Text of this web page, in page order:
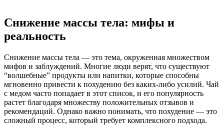
Снижение массы тела: мифы и
реальность
Снижение массы тела — это тема, окруженная множеством
мифов и заблуждений. Многие люди верят, что существуют
“волшебные” продукты или напитки, которые способны
мгновенно привести к похудению без каких-либо усилий. Чай
с медом часто попадает в этот список, и его популярность
растет благодаря множеству положительных отзывов и
рекомендаций. Однако важно понимать, что похудение — это
сложный процесс, который требует комплексного подхода.